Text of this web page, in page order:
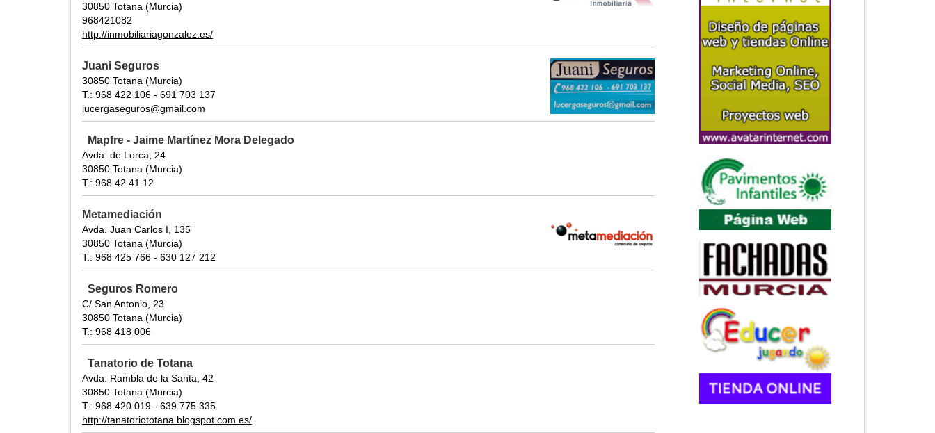
30850 Totana (Murcia)
968421082
http://inmobiliariagonzalez.es/
Juani Seguros
30850 Totana (Murcia)
T.: 968 422 106 - 691 703 137
lucergaseguros@gmail.com
Mapfre - Jaime Martínez Mora Delegado
Avda. de Lorca, 24
30850 Totana (Murcia)
T.: 968 42 41 12
Metamediación
Avda. Juan Carlos I, 135
30850 Totana (Murcia)
T.: 968 425 766 - 630 127 212
Seguros Romero
C/ San Antonio, 23
30850 Totana (Murcia)
T.: 968 418 006
Tanatorio de Totana
Avda. Rambla de la Santa, 42
30850 Totana (Murcia)
T.: 968 420 019 - 639 775 335
http://tanatoriototana.blogspot.com.es/